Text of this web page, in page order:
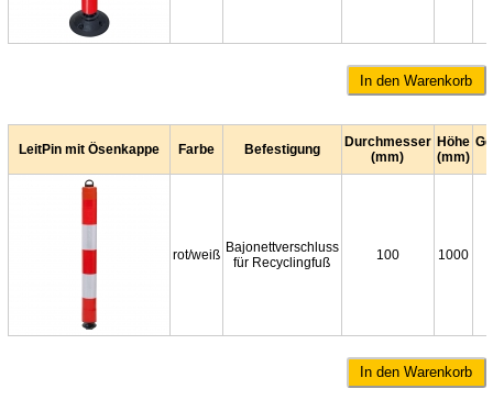
LeitPin mit Ösenkappe Farbe Befestigung
Durchmesser
(mm)
Höhe
(mm)
rot/weiß Bajonettverschluss
für Recyclingfuß
100 1000